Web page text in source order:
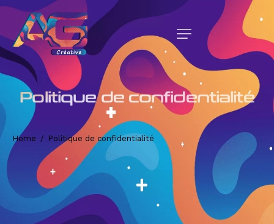
Politique de confidentialité
Home Politique de confidentialité